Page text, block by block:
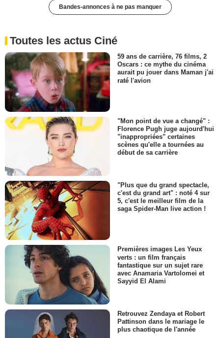
Bandes-annonces à ne pas manquer
Toutes les actus Ciné
59 ans de carrière, 76 films, 2
Oscars : ce mythe du cinéma
aurait pu jouer dans Maman j'ai
raté l'avion
"Mon point de vue a changé" :
Florence Pugh juge aujourd'hui
"inappropriées" certaines
scènes qu'elle a tournées au
début de sa carrière
"Plus que du grand spectacle,
c'est du grand art" : noté 4 sur
5, c'est le meilleur film de la
saga Spider-Man live action !
Premières images Les Yeux
verts : un film français
fantastique sur un sujet rare
avec Anamaria Vartolomei et
Sayyid El Alami
Retrouvez Zendaya et Robert
Pattinson dans le mariage le
plus chaotique de l'année